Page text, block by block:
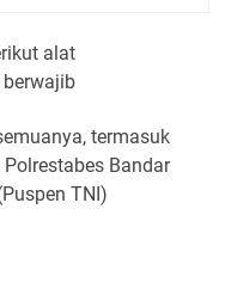
alat
termasuk
Bandar
TNI)